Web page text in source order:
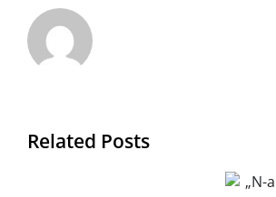
Related Posts
(să
„N-ai trăit